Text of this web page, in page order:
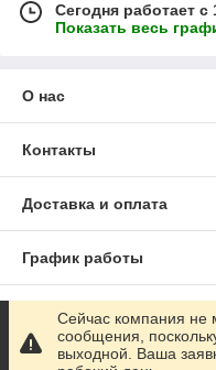
Сегодня работает с
Показать весь
О нас
Контакты
Доставка и оплата
График работы
Полная версия сайта
Сайт создан на
Сейчас компания не
сообщения,
выходной. Ваша